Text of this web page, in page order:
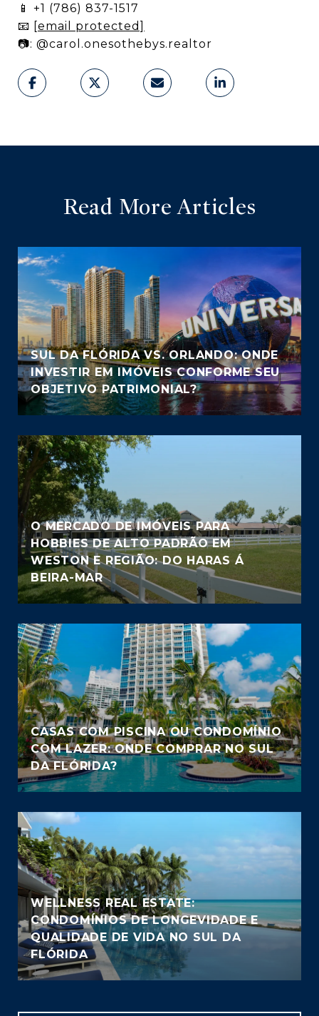
📱 +1 (786) 837-1517
📧 [email protected]
📷: @carol.onesothebys.realtor
Read More Articles
SUL DA FLÓRIDA VS. ORLANDO: ONDE
INVESTIR EM IMÓVEIS CONFORME SEU
OBJETIVO PATRIMONIAL?
O MERCADO DE IMÓVEIS PARA
HOBBIES DE ALTO PADRÃO EM
WESTON E REGIÃO: DO HARAS Á
BEIRA-MAR
CASAS COM PISCINA OU CONDOMÍNIO
COM LAZER: ONDE COMPRAR NO SUL
DA FLÓRIDA?
WELLNESS REAL ESTATE:
CONDOMÍNIOS DE LONGEVIDADE E
QUALIDADE DE VIDA NO SUL DA
FLÓRIDA